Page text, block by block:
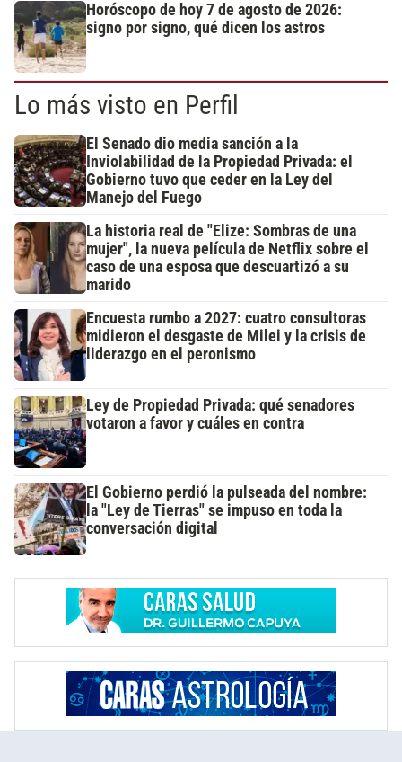
Horóscopo de hoy 7 de agosto de 2026:
signo por signo, qué dicen los astros
Lo más visto en Perfil
El Senado dio media sanción a la
Inviolabilidad de la Propiedad Privada: el
Gobierno tuvo que ceder en la Ley del
Manejo del Fuego
La historia real de "Elize: Sombras de una
mujer", la nueva película de Netflix sobre el
caso de una esposa que descuartizó a su
marido
Encuesta rumbo a 2027: cuatro consultoras
midieron el desgaste de Milei y la crisis de
liderazgo en el peronismo
Ley de Propiedad Privada: qué senadores
votaron a favor y cuáles en contra
El Gobierno perdió la pulseada del nombre:
la "Ley de Tierras" se impuso en toda la
conversación digital